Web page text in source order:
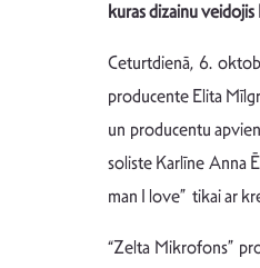
kuras dizainu
Ceturtdienā, 6.
producente Elita
un producentu
soliste Karlīne Anna
man I love” tikai ar
“Zelta Mikrofons”